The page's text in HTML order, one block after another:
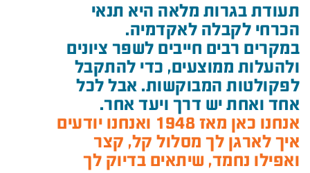
תעודת בגרות מלאה היא תנאי
הכרחי לקבלה לאקדמיה.
במקרים רבים חייבים לשפר ציונים
ולהעלות ממוצעים, כדי להתקבל
לפקולטות המבוקשות. אבל לכל
אחד ואחת יש דרך ויעד אחר.
אנחנו כאן מאז 1948 ואנחנו יודעים
איך לארגן לך מסלול קל, קצר
ואפילו נחמד, שיתאים בדיוק לך